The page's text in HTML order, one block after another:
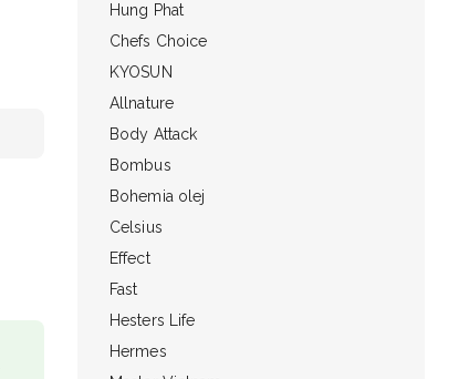
Hung Phat
Chefs Choice
KYOSUN
Allnature
Body Attack
Bombus
Bohemia olej
Celsius
Effect
Fast
Hesters Life
Hermes